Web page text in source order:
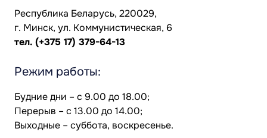
Республика Беларусь, 220029,
г. Минск, ул. Коммунистическая, 6
тел. (+375 17) 379-64-13
Режим работы:
Будние дни – с 9.00 до 18.00;
Перерыв – с 13.00 до 14.00;
Выходные – суббота, воскресенье.